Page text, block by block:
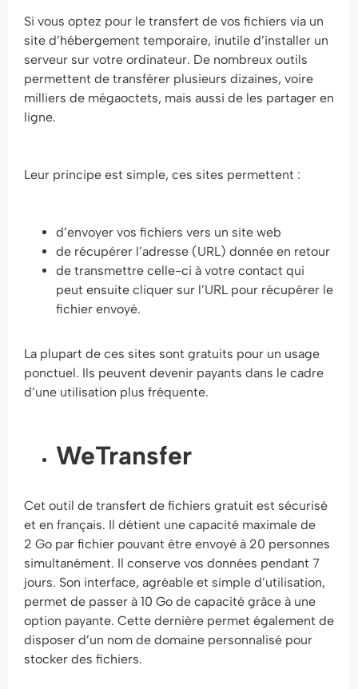
Si vous optez pour le transfert de vos fichiers via un
site d’hébergement temporaire, inutile d’installer un
serveur sur votre ordinateur. De nombreux outils
permettent de transférer plusieurs dizaines, voire
milliers de mégaoctets, mais aussi de les partager en
ligne.
Leur principe est simple, ces sites permettent :
d’envoyer vos fichiers vers un site web
de récupérer l’adresse (URL) donnée en retour
de transmettre celle-ci à votre contact qui
peut ensuite cliquer sur l’URL pour récupérer le
fichier envoyé.
La plupart de ces sites sont gratuits pour un usage
ponctuel. Ils peuvent devenir payants dans le cadre
d’une utilisation plus fréquente.
WeTransfer
Cet outil de transfert de fichiers gratuit est sécurisé
et en français. Il détient une capacité maximale de
2 Go par fichier pouvant être envoyé à 20 personnes
simultanément. Il conserve vos données pendant 7
jours. Son interface, agréable et simple d’utilisation,
permet de passer à 10 Go de capacité grâce à une
option payante. Cette dernière permet également de
disposer d’un nom de domaine personnalisé pour
stocker des fichiers.